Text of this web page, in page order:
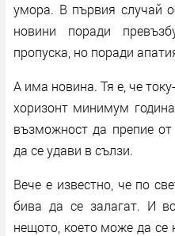
умора. В първия случай
новини поради
пропуска, но поради
А има новина. Тя е, че
хоризонт минимум
възможност да препие
да се удави в сълзи.
Вече е известно, че по
бива да се залагат. И
нещото, което може да се